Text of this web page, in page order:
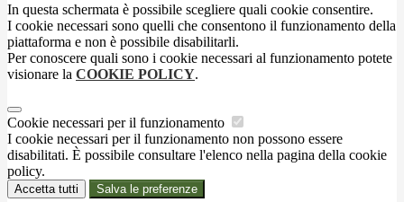
In questa schermata è possibile scegliere quali cookie consentire.
I cookie necessari sono quelli che consentono il funzionamento della
piattaforma e non è possibile disabilitarli.
Per conoscere quali sono i cookie necessari al funzionamento potete
visionare la COOKIE POLICY.
Cookie necessari per il funzionamento
I cookie necessari per il funzionamento non possono essere
disabilitati. È possibile consultare l'elenco nella pagina della cookie
policy.
Accetta tutti Salva le preferenze